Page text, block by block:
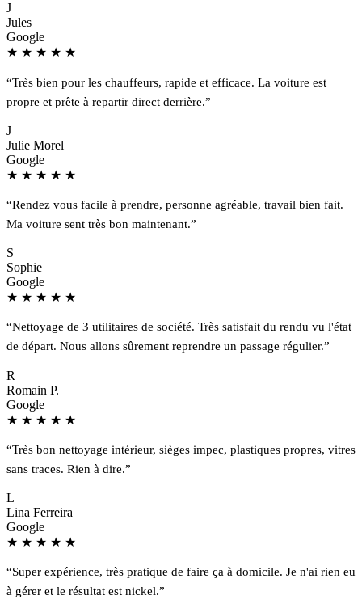
J
Jules
Google
★ ★ ★ ★ ★
“Très bien pour les chauffeurs, rapide et efficace. La voiture est
propre et prête à repartir direct derrière.”
J
Julie Morel
Google
★ ★ ★ ★ ★
“Rendez vous facile à prendre, personne agréable, travail bien fait.
Ma voiture sent très bon maintenant.”
S
Sophie
Google
★ ★ ★ ★ ★
“Nettoyage de 3 utilitaires de société. Très satisfait du rendu vu l'état
de départ. Nous allons sûrement reprendre un passage régulier.”
R
Romain P.
Google
★ ★ ★ ★ ★
“Très bon nettoyage intérieur, sièges impec, plastiques propres, vitres
sans traces. Rien à dire.”
L
Lina Ferreira
Google
★ ★ ★ ★ ★
“Super expérience, très pratique de faire ça à domicile. Je n'ai rien eu
à gérer et le résultat est nickel.”